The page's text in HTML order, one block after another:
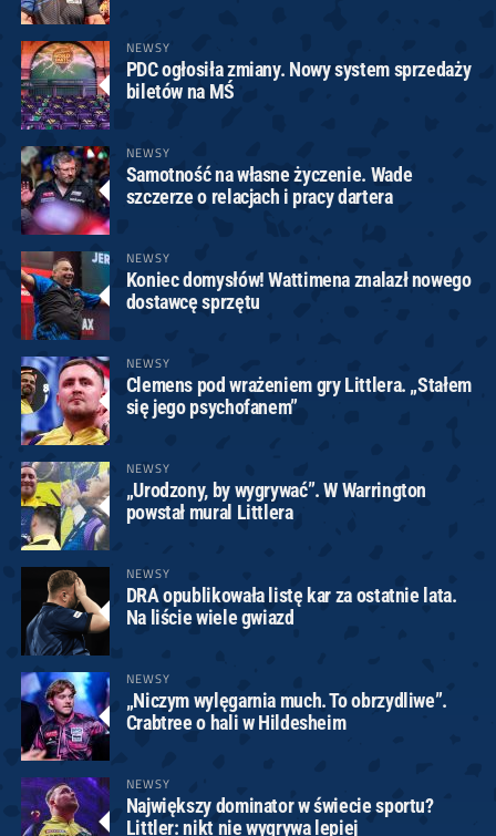
NEWSY
PDC ogłosiła zmiany. Nowy system sprzedaży
biletów na MŚ
NEWSY
Samotność na własne życzenie. Wade
szczerze o relacjach i pracy dartera
NEWSY
Koniec domysłów! Wattimena znalazł nowego
dostawcę sprzętu
NEWSY
Clemens pod wrażeniem gry Littlera. „Stałem
się jego psychofanem”
NEWSY
„Urodzony, by wygrywać”. W Warrington
powstał mural Littlera
NEWSY
DRA opublikowała listę kar za ostatnie lata.
Na liście wiele gwiazd
NEWSY
„Niczym wylęgarnia much. To obrzydliwe”.
Crabtree o hali w Hildesheim
NEWSY
Największy dominator w świecie sportu?
Littler: nikt nie wygrywa lepiej